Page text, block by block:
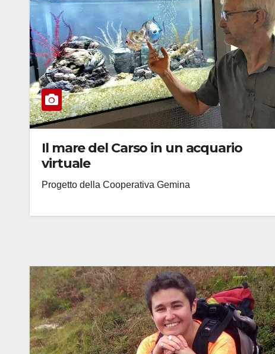
Il mare del Carso in un acquario
virtuale
Progetto della Cooperativa Gemina